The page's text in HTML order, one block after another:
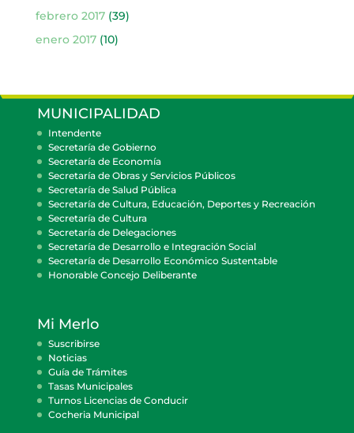
febrero 2017(39)
enero 2017(10)
MUNICIPALIDAD
Intendente
Secretaría de Gobierno
Secretaría de Economía
Secretaría de Obras y Servicios Públicos
Secretaría de Salud Pública
Secretaría de Cultura, Educación, Deportes y Recreación
Secretaría de Cultura
Secretaría de Delegaciones
Secretaría de Desarrollo e Integración Social
Secretaría de Desarrollo Económico Sustentable
Honorable Concejo Deliberante
Mi Merlo
Suscribirse
Noticias
Guía de Trámites
Tasas Municipales
Turnos Licencias de Conducir
Cocheria Municipal